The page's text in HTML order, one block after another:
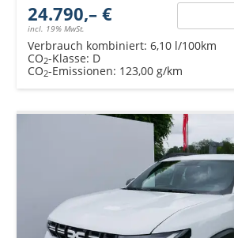
24.790,– €
incl. 19% MwSt.
Verbrauch kombiniert: 6,10 l/100km
CO2-Klasse: D
CO2-Emissionen: 123,00 g/km